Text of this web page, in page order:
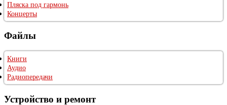
Пляска под гармонь
Концерты
Файлы
Книги
Аудио
Радиопередачи
Устройство и ремонт